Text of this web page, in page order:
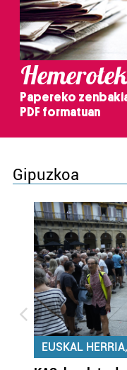
Papereko
PDF formatuan
Gipuzkoa
EUSKAL